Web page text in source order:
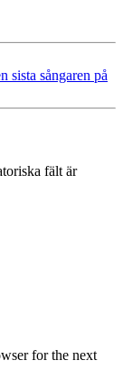
sista sångaren på
fält är
for the next